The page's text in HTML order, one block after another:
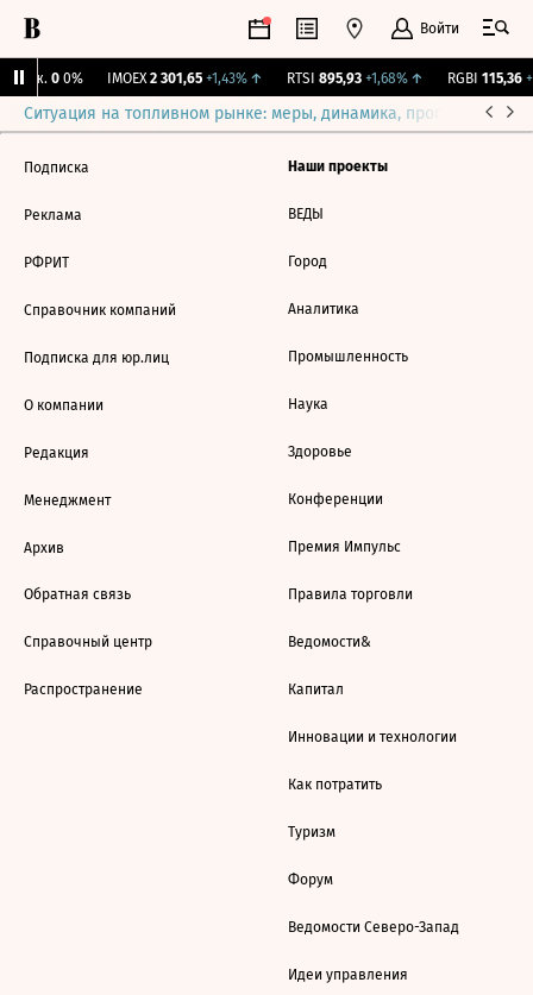
Войти
Бирж. 0 0% IMOEX 2 301,65 +1,43%↑ RTSI 895,93 +1,68%↑ RGBI 115,36
Ситуация на топливном рынке: меры, динамика, прогнозы
Подписка
Реклама
РФРИТ
Справочник компаний
Подписка для юр.лиц
О компании
Редакция
Менеджмент
Архив
Обратная связь
Справочный центр
Распространение
Наши проекты
ВЕДЫ
Город
Аналитика
Промышленность
Наука
Здоровье
Конференции
Премия Импульс
Правила торговли
Ведомости&
Капитал
Инновации и технологии
Как потратить
Туризм
Форум
Ведомости Северо-Запад
Идеи управления